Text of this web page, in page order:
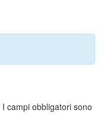
I campi obbligatori sono